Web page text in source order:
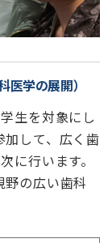
医学の展開）
生を対象にし
して、広く歯
に行います。
の広い歯科